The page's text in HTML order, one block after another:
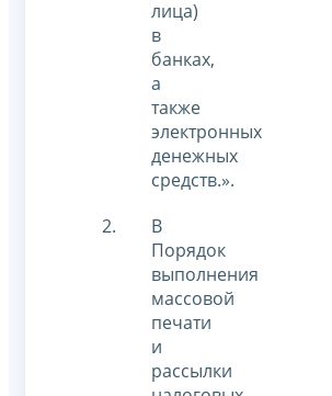
лица)
в
банках,
а
также
электронных
денежных
средств.».
В
Порядок
выполнения
массовой
печати
и
рассылки